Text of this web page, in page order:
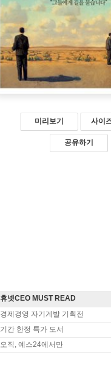
미리보기 사이
공유하기
휴넷CEO MUST READ
경제경영 자기계발 기획전
기간 한정 특가 도서
오직, 예스24에서만